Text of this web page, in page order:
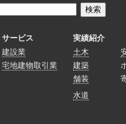
サービス
実績紹介
建設業 土木
宅地建物取引業 建築
舗装
水道